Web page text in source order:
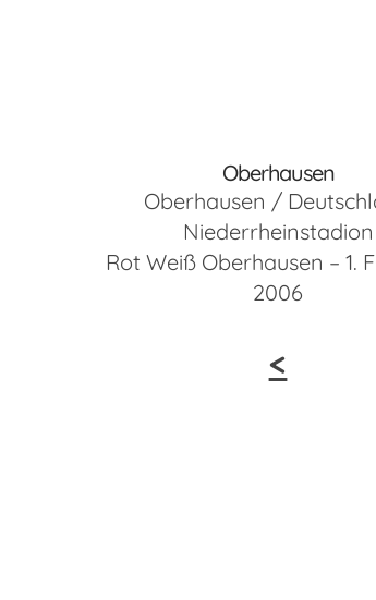
Oberhausen
Oberhausen /
Niederrheinstadion
Rot Weiß Oberhausen – 1.
2006
<